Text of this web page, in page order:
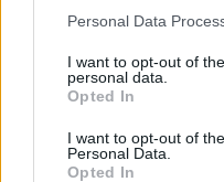
Personal Data
I want to opt-out of
personal data.
Opted In
I want to opt-out of
Personal Data.
Opted In
Bruno Saulītis (1922 –
Seko mums